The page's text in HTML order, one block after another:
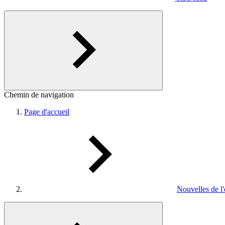
Chemin de navigation
Page d'accueil
Nouvelles de